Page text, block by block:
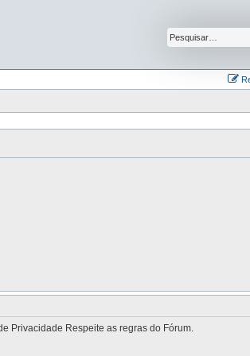
Privacidade Respeite as regras do Fórum.